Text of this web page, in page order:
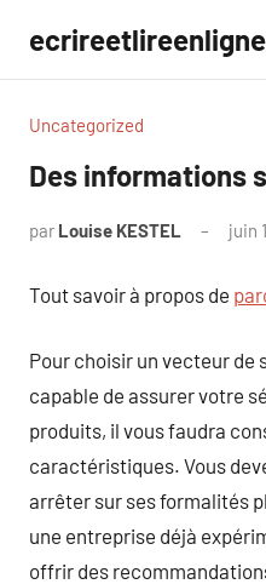
contenu
ecrireetlireenligne
Uncategorized
Des informations
par Louise KESTEL juin
Tout savoir à propos de
Pour choisir un vecteur
capable de assurer votre
produits, il vous faudra
caractéristiques. Vous
arrêter sur ses formalités
une entreprise déjà
offrir des